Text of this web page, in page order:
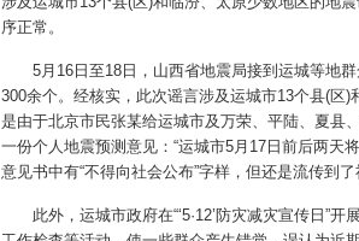
序正常。
5月16日至18日，山西省地震局接到运城等地群
300余个。经核实，此次谣言涉及运城市13个县(区
是由于北京市民张某给运城市及万荣、平陆、夏县
一份个人地震预测意见：“运城市5月17日前后两天
意见书中有“不得向社会公布”字样，但还是流传到了
此外，运城市政府在“‘5·12’防灾减灾宣传日”开